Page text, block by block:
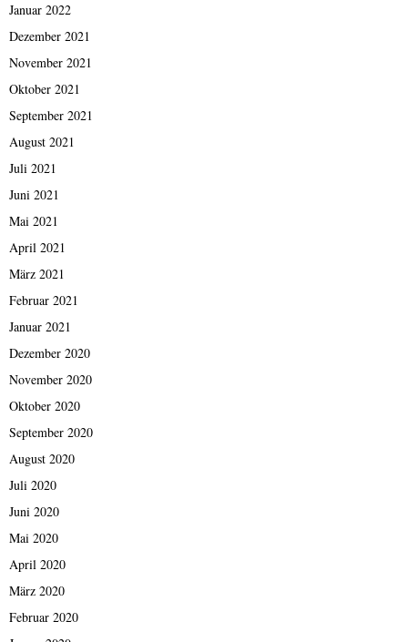
Januar 2022
Dezember 2021
November 2021
Oktober 2021
September 2021
August 2021
Juli 2021
Juni 2021
Mai 2021
April 2021
März 2021
Februar 2021
Januar 2021
Dezember 2020
November 2020
Oktober 2020
September 2020
August 2020
Juli 2020
Juni 2020
Mai 2020
April 2020
März 2020
Februar 2020